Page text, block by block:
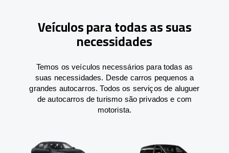
Veículos para todas as suas
necessidades
Temos os veículos necessários para todas as
suas necessidades. Desde carros pequenos a
grandes autocarros. Todos os serviços de aluguer
de autocarros de turismo são privados e com
motorista.